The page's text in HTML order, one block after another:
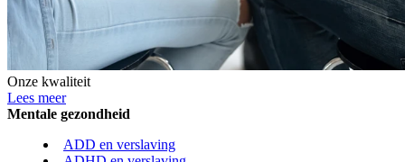
Onze kwaliteit
Lees meer
Mentale gezondheid
ADD en verslaving